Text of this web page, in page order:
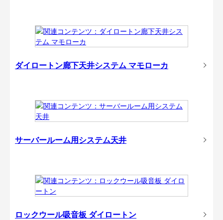
ダイロートン廊下天井システム マモローカ
サーバールーム用システム天井
ロックウール吸音板 ダイロートン